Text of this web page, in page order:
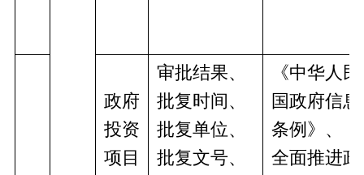
政府
投资
项目
审批结果、
批复时间、
批复单位、
批复文号、
《中华人
国政府信
条例》、
全面推进